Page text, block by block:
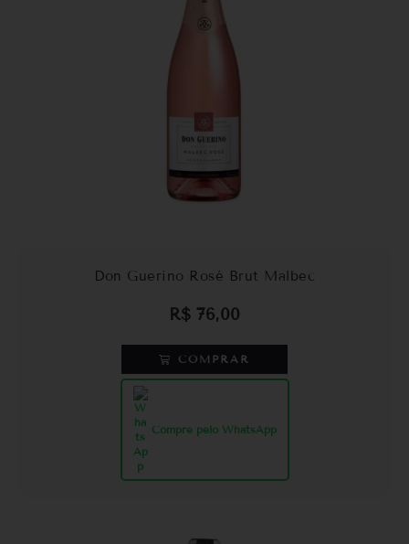
Don Guerino Rosé Brut Malbec
R$ 76,00
COMPRAR
Compre pelo WhatsApp